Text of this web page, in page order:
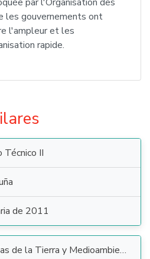
les gouvernements ont
l'ampleur et les
rapide.
Técnico II
de 2011
de la Tierra y Medioambientales